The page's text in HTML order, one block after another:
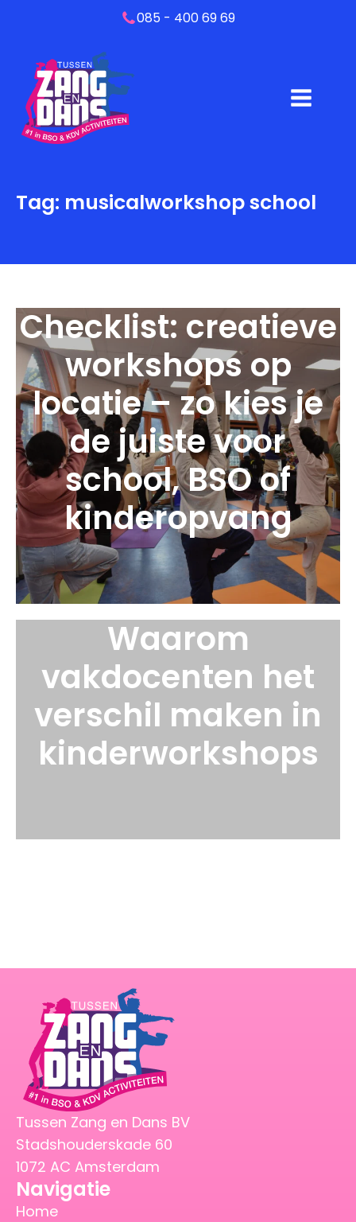
085 - 400 69 69
Tag: musicalworkshop school
Checklist: creatieve
workshops op
locatie – zo kies je
de juiste voor
school, BSO of
kinderopvang
Waarom
vakdocenten het
verschil maken in
kinderworkshops
Tussen Zang en Dans BV
Stadshouderskade 60
1072 AC Amsterdam
Navigatie
Home